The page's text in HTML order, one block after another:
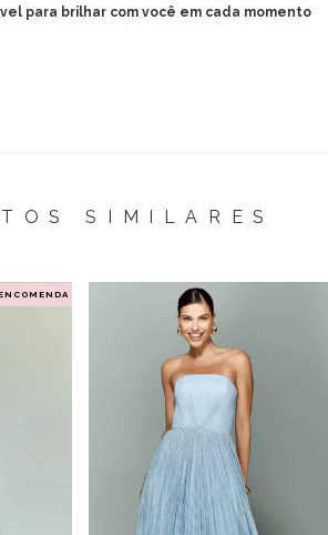
para brilhar com você em cada momento
SIMILARES